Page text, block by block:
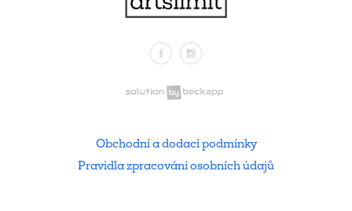
FacebookInstagram
Obchodní a dodací podmínky
Pravidla zpracování osobních údajů